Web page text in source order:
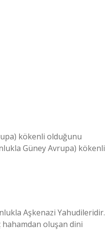
kökenli olduğunu
Güney Avrupa) kökenli
Aşkenazi Yahudileridir.
oluşan dini